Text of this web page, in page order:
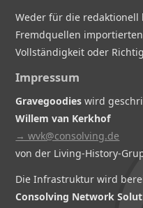
Weder für die
Fremdquellen
Vollständigkeit oder
Impressum
Gravegoodies wird
Willem van Kerkhof
→ wvk@consolving.de
von der Living-History-
Die Infrastruktur wird
Consolving Network